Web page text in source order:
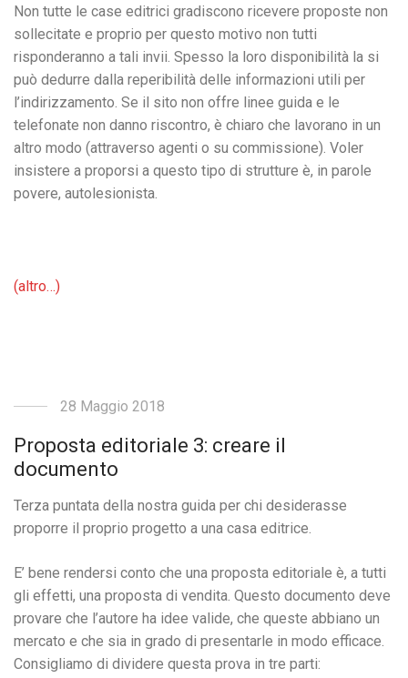
Non tutte le case editrici gradiscono ricevere proposte non
sollecitate e proprio per questo motivo non tutti
risponderanno a tali invii. Spesso la loro disponibilità la si
può dedurre dalla reperibilità delle informazioni utili per
l’indirizzamento. Se il sito non offre linee guida e le
telefonate non danno riscontro, è chiaro che lavorano in un
altro modo (attraverso agenti o su commissione). Voler
insistere a proporsi a questo tipo di strutture è, in parole
povere, autolesionista.
(altro…)
28 Maggio 2018
Proposta editoriale 3: creare il
documento
Terza puntata della nostra guida per chi desiderasse
proporre il proprio progetto a una casa editrice.
E’ bene rendersi conto che una proposta editoriale è, a tutti
gli effetti, una proposta di vendita. Questo documento deve
provare che l’autore ha idee valide, che queste abbiano un
mercato e che sia in grado di presentarle in modo efficace.
Consigliamo di dividere questa prova in tre parti: